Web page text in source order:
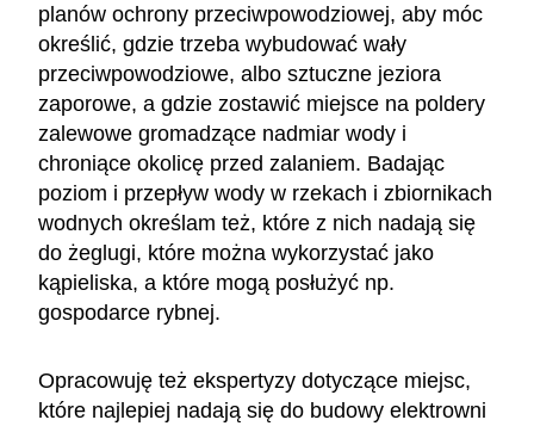
planów ochrony przeciwpowodziowej, aby móc
określić, gdzie trzeba wybudować wały
przeciwpowodziowe, albo sztuczne jeziora
zaporowe, a gdzie zostawić miejsce na poldery
zalewowe gromadzące nadmiar wody i
chroniące okolicę przed zalaniem. Badając
poziom i przepływ wody w rzekach i zbiornikach
wodnych określam też, które z nich nadają się
do żeglugi, które można wykorzystać jako
kąpieliska, a które mogą posłużyć np.
gospodarce rybnej.
Opracowuję też ekspertyzy dotyczące miejsc,
które najlepiej nadają się do budowy elektrowni